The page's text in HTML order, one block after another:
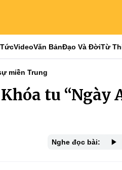
VideoVăn BảnĐạo Và ĐờiTừ
miền Trung
tu “Ngày
Nghe đọc bài: